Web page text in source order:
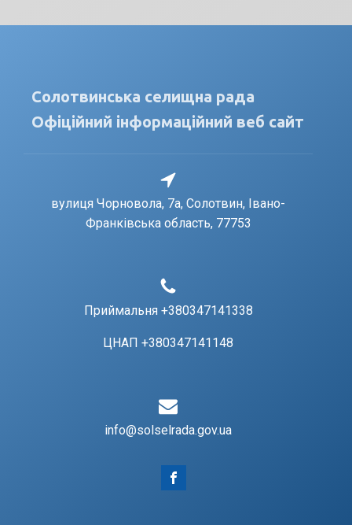
Солотвинська селищна рада
Офіційний інформаційний веб сайт
вулиця Чорновола, 7a, Солотвин, Івано-
Франківська область, 77753
Приймальня +380347141338
ЦНАП +380347141148
info@solselrada.gov.ua